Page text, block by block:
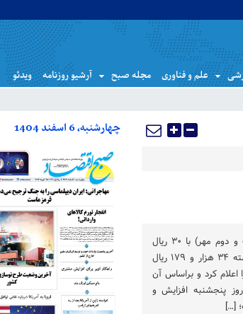
علم و فناوری مجله صبح آرشیو روزنامه ویدئو
نرخ هر دلار آمریکا برای امروز (شنبه بیست و دوم مهر) با ۳۰ ریال
افزایش نسبت به آخرین روز کاری هفته گذشته ۳۴ هزار و ۱۷۹ ریال
مرکزی نرخ تبادلی ۳۹ ارز را اعلام کرد و براساس آن
روز پنجشنبه افزایش و
چهارشنبه، 6 اسفند 1404